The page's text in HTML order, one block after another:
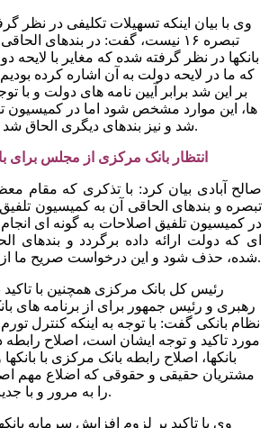
وی با بیان اینکه تسهیلات تکلیفی در نظر
تبصره ۱۶ نیست، گفت: در بندهای
بانکها در نظر گرفته شده که مغایر با لایحه
که ما در لایحه دولت به آن اشاره کرده
بر این شد برابر آیین نامه های دولت و با
ها، این موارد مشخص شود اما در کمیسیون
شد و نیز بندهای دیگری الحاق شد که در لایحه دولت نبود.
صالح آبادی بیان کرد: با تذکری که مقام
تبصره و بندهای الحاقی آن به کمیسیون
در کمیسیون تلفیق اصلاحات به گونه ای انجام
ای که دولت ارائه داده برگردد و بندهای
شده، حذف شود و این درخواست صریح ما از کمیسیون تلفیق است.
رئیس کل بانک مرکزی همچنین با
رهبری و رئیس جمهور برای از برنامه های
نظام بانکی گفت: با توجه به اینکه کنترل
مورد تاکید و توجه ایشان است، اصلاح
بانکها، اصلاح رابطه بانک مرکزی با بانکها
مشتریان حقیقی و حقوقی که اضلاع مهم
را به مرور و با جدیت پیگیری خواهیم کرد.
وی با تاکید بر لزوم افزایش سرمایه